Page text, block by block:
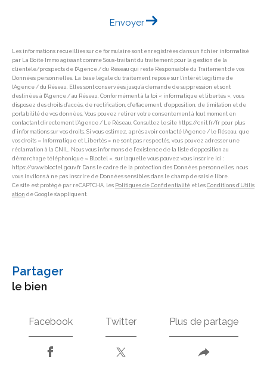
Envoyer
Les informations recueillies sur ce formulaire sont enregistrées dans un fichier informatisé
par La Boite Immo agissant comme Sous-traitant du traitement pour la gestion de la
clientèle/prospects de l'Agence / du Réseau qui reste Responsable du Traitement de vos
Données personnelles. La base légale du traitement repose sur l'intérêt légitime de
l'Agence / du Réseau. Elles sont conservées jusqu'à demande de suppression et sont
destinées à l'Agence / au Réseau. Conformément à la loi « informatique et libertés », vous
disposez des droits d’accès, de rectification, d’effacement, d’opposition, de limitation et de
portabilité de vos données. Vous pouvez retirer votre consentement à tout moment en
contactant directement l’Agence / Le Réseau. Consultez le site https://cnil.fr/fr pour plus
d’informations sur vos droits. Si vous estimez, après avoir contacté l'Agence / le Réseau, que
vos droits « Informatique et Libertés » ne sont pas respectés, vous pouvez adresser une
réclamation à la CNIL. Nous vous informons de l’existence de la liste d'opposition au
démarchage téléphonique « Bloctel », sur laquelle vous pouvez vous inscrire ici :
https://www.bloctel.gouv.fr Dans le cadre de la protection des Données personnelles, nous
vous invitons à ne pas inscrire de Données sensibles dans le champ de saisie libre.
Ce site est protégé par reCAPTCHA, les Politiques de Confidentialité et les Conditions d'Utilis
ation de Google s'appliquent.
partager
le bien
Facebook Twitter Plus de partage